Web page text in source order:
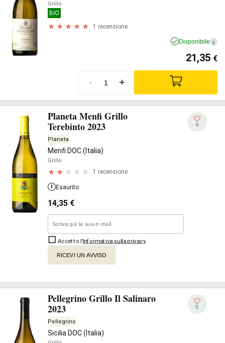
Grillo
BIO
1 recensione
Disponibile i
21,35 €
- +
Planeta Menfi Grillo
Terebinto 2023
Planeta
Menfi DOC (Italia)
Grillo
1 recensione
4
Esaurito
14,35 €
Accetto l'Informativa sulla privacy.
RICEVI UN AVVISO
Pellegrino Grillo Il Salinaro
2023
Pellegrino
Sicilia DOC (Italia)
5